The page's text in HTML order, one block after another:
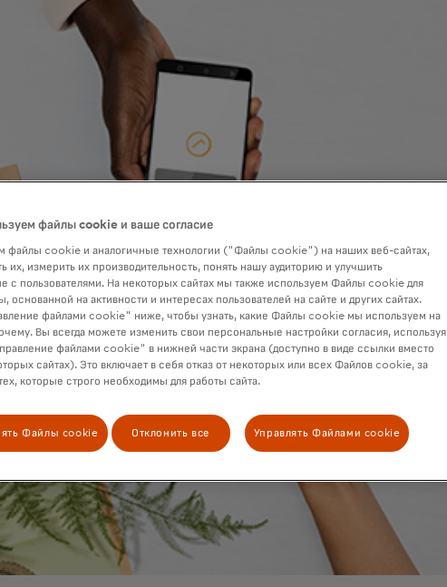
файлы cookie и ваше согласие
файлы cookie и аналогичные технологии ("Файлы cookie") на наших веб-сайтах,
их, измерить их производительность, понять нашу аудиторию и улучшить
с пользователями. На некоторых сайтах мы также используем Файлы cookie для
основанной на активности и интересах пользователей на сайте и других сайтах.
файлами cookie" ниже, чтобы узнать, какие Файлы cookie мы используем на
Вы всегда можете изменить свои персональные настройки согласия, используя
файлами cookie" в нижней части экрана (доступно в виде ссылки вместо
сайтах). Это включает в себя отказ от некоторых или всех Файлов cookie, за
которые строго необходимы для работы сайта.
Файлы cookie Отклонить все Управлять Файлами cookie